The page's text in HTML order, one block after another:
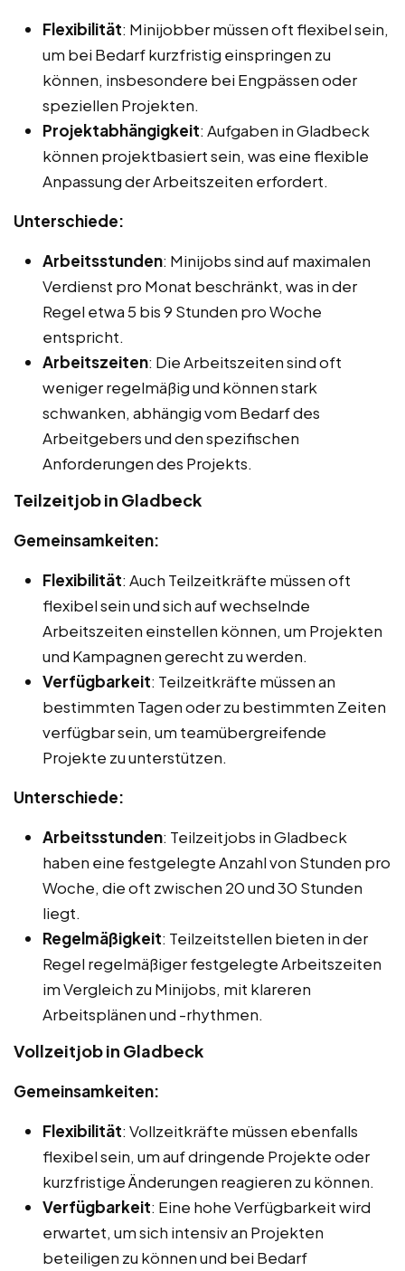
Flexibilität: Minijobber müssen oft flexibel sein,
um bei Bedarf kurzfristig einspringen zu
können, insbesondere bei Engpässen oder
speziellen Projekten.
Projektabhängigkeit: Aufgaben in Gladbeck
können projektbasiert sein, was eine flexible
Anpassung der Arbeitszeiten erfordert.
Unterschiede:
Arbeitsstunden: Minijobs sind auf maximalen
Verdienst pro Monat beschränkt, was in der
Regel etwa 5 bis 9 Stunden pro Woche
entspricht.
Arbeitszeiten: Die Arbeitszeiten sind oft
weniger regelmäßig und können stark
schwanken, abhängig vom Bedarf des
Arbeitgebers und den spezifischen
Anforderungen des Projekts.
Teilzeitjob in Gladbeck
Gemeinsamkeiten:
Flexibilität: Auch Teilzeitkräfte müssen oft
flexibel sein und sich auf wechselnde
Arbeitszeiten einstellen können, um Projekten
und Kampagnen gerecht zu werden.
Verfügbarkeit: Teilzeitkräfte müssen an
bestimmten Tagen oder zu bestimmten Zeiten
verfügbar sein, um teamübergreifende
Projekte zu unterstützen.
Unterschiede:
Arbeitsstunden: Teilzeitjobs in Gladbeck
haben eine festgelegte Anzahl von Stunden pro
Woche, die oft zwischen 20 und 30 Stunden
liegt.
Regelmäßigkeit: Teilzeitstellen bieten in der
Regel regelmäßiger festgelegte Arbeitszeiten
im Vergleich zu Minijobs, mit klareren
Arbeitsplänen und -rhythmen.
Vollzeitjob in Gladbeck
Gemeinsamkeiten:
Flexibilität: Vollzeitkräfte müssen ebenfalls
flexibel sein, um auf dringende Projekte oder
kurzfristige Änderungen reagieren zu können.
Verfügbarkeit: Eine hohe Verfügbarkeit wird
erwartet, um sich intensiv an Projekten
beteiligen zu können und bei Bedarf